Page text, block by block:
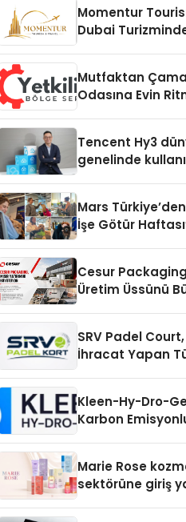
Momentur
Dubai
Mutfaktan
Odasına Evin
Destek Deneyimi
Tencent Hy3
genelinde
Mars
İşe Götür
Cesur
Üretim Üssünü
SRV Padel
İhracat Yapan
Kleen-Hy-Dro-
Karbon
Aldı
Marie Rose
sektörüne giriş